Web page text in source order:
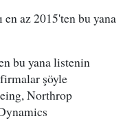
en az 2015'ten bu yana
bu yana listenin
şöyle
Northrop